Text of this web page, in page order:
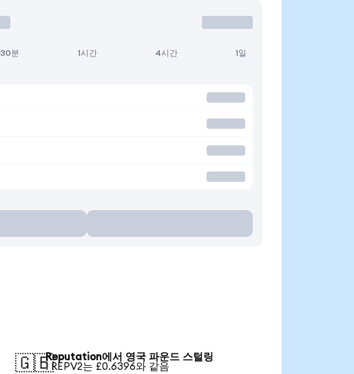
30분 1시간 4시간 1일
🇬🇧Reputation에서 영국 파운드 스털링
1 REPV2는 £0.6396와 같음